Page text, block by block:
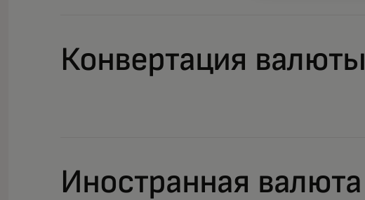
Конвертация валюты
Иностранная валюта